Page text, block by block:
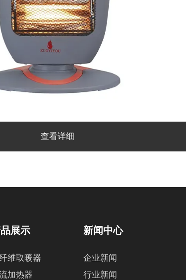
查看详细
展示
维取暖器
加热器
新闻中心
企业新闻
行业新闻